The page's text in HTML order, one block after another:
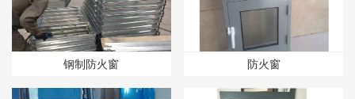
钢制防火窗 防火窗